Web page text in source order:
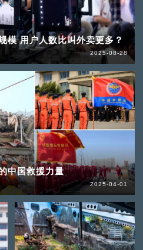
模 用户人数比叫外卖更多？
2025-08-28
中国救援力量
2025-04-01